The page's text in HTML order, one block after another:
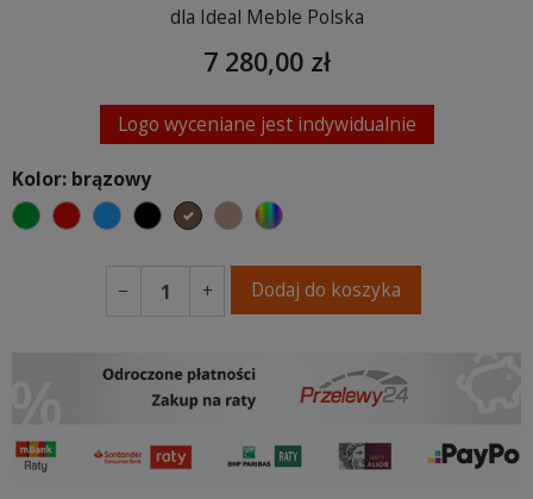
dla Ideal Meble Polska
7 280,00 zł
Logo wyceniane jest indywidualnie
Kolor: brązowy
zielonyczerwonyniebieski
czarnybrązowyjasnobrązowy
wybór koloru
− + Dodaj do koszyka